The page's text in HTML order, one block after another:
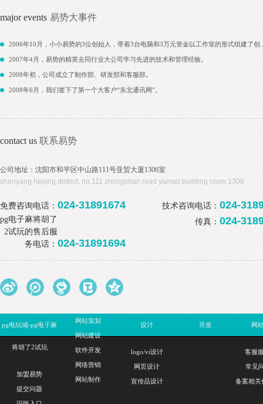
major events 易势大事件
2006年10月，小小易势的3位创始人，带着3台电脑和3万元资金以工作室的形式组建了创
2007年4月，易势的精英去同行业大公司学习先进的技术和管理经验。
2008年初，公司成立了制作部、研发部和客服部。
2008年6月，我们签下了第一个大客户“东北通讯网”。
contact us 联系易势
公司地址：沈阳市和平区中山路111号亚贸大厦1306室
shenyang heping district, no.111 zhongshan road yamao building room 1306
免费咨询电话： 024-31891674 技术咨询电话： 024-
pg电子麻将胡了
2试玩的售后服
务电话： 024-31891694
传真： 024-
pg电玩城-pg电子麻
将胡了2试玩
加盟易势
提交问题
网站策划
网站建设
软件开发
网络营销
网站制作
设计
logo/vi设计
网页设计
宣传品设计
开发 网
客服
常见
备案相关